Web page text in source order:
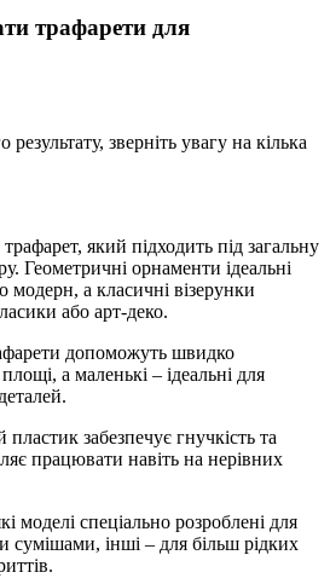
трафарети для
зверніть увагу на кілька
який підходить під загальну
Геометричні орнаменти ідеальні
модерн, а класичні візерунки
або арт-деко.
допоможуть швидко
а маленькі – ідеальні для
пластик забезпечує гнучкість та
працювати навіть на нерівних
моделі спеціально розроблені для
сумішами, інші – для більш рідких